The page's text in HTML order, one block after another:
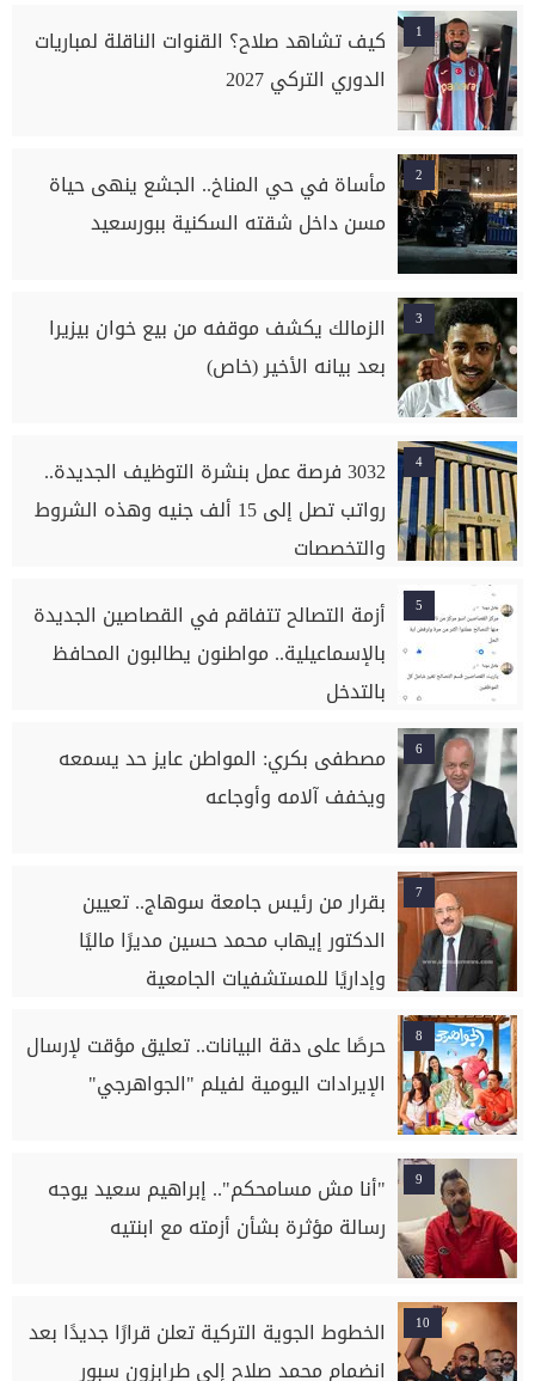
1
كيف تشاهد صلاح؟ القنوات الناقلة لمباريات
الدوري التركي 2027
2
مأساة في حي المناخ.. الجشع ينهى حياة
مسن داخل شقته السكنية ببورسعيد
3
الزمالك يكشف موقفه من بيع خوان بيزيرا
بعد بيانه الأخير (خاص)
4
3032 فرصة عمل بنشرة التوظيف الجديدة..
رواتب تصل إلى 15 ألف جنيه وهذه الشروط
والتخصصات
5
أزمة التصالح تتفاقم في القصاصين الجديدة
بالإسماعيلية.. مواطنون يطالبون المحافظ
بالتدخل
6
مصطفى بكري: المواطن عايز حد يسمعه
ويخفف آلامه وأوجاعه
7
بقرار من رئيس جامعة سوهاج.. تعيين
الدكتور إيهاب محمد حسين مديرًا ماليًا
وإداريًا للمستشفيات الجامعية
8
حرصًا على دقة البيانات.. تعليق مؤقت لإرسال
الإيرادات اليومية لفيلم "الجواهرجي"
9
"أنا مش مسامحكم".. إبراهيم سعيد يوجه
رسالة مؤثرة بشأن أزمته مع ابنتيه
10
الخطوط الجوية التركية تعلن قرارًا جديدًا بعد
انضمام محمد صلاح إلى طرابزون سبور